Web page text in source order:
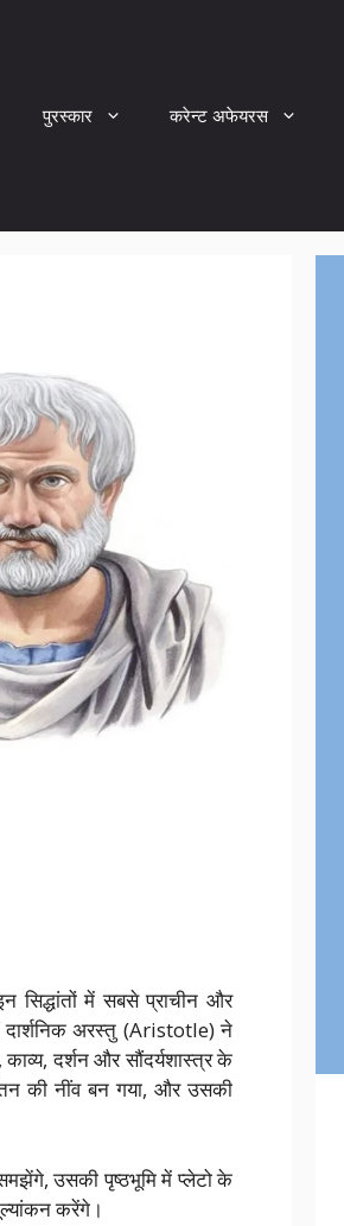
पुरस्कार करेन्ट अफेयरस
सिद्धांतों में सबसे प्राचीन और
दार्शनिक अरस्तु (Aristotle) ने
दर्शन और सौंदर्यशास्त्र के
की नींव बन गया, और उसकी
उसकी पृष्ठभूमि में प्लेटो के
करेंगे।